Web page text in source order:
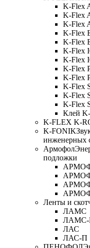
K-Flex
K-Flex
K-Flex
K-Flex
K-Flex
K-Flex
K-Flex
K-Flex
K-Flex
K-Flex
K-Flex
K-Flex
Клей
K-FLEX K-
K-FONIK
инженерных
Армофол
подложки
Ленты и
ЛАМС
ЛАС
ЛАС-П